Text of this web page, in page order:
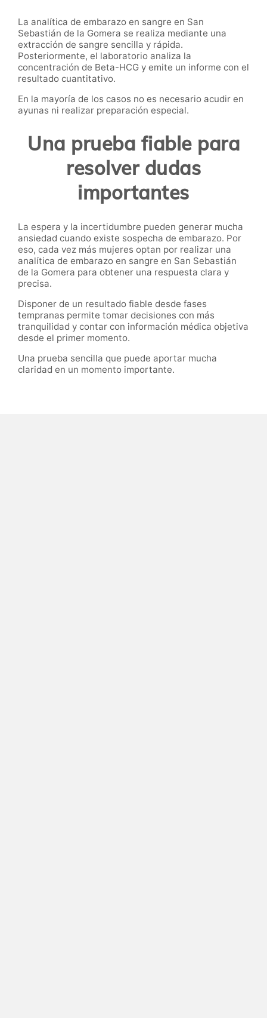
La analítica de embarazo en sangre en San
Sebastián de la Gomera se realiza mediante una
extracción de sangre sencilla y rápida.
Posteriormente, el laboratorio analiza la
concentración de Beta-HCG y emite un informe con el
resultado cuantitativo.
En la mayoría de los casos no es necesario acudir en
ayunas ni realizar preparación especial.
Una prueba fiable para
resolver dudas
importantes
La espera y la incertidumbre pueden generar mucha
ansiedad cuando existe sospecha de embarazo. Por
eso, cada vez más mujeres optan por realizar una
analítica de embarazo en sangre en San Sebastián
de la Gomera para obtener una respuesta clara y
precisa.
Disponer de un resultado fiable desde fases
tempranas permite tomar decisiones con más
tranquilidad y contar con información médica objetiva
desde el primer momento.
Una prueba sencilla que puede aportar mucha
claridad en un momento importante.